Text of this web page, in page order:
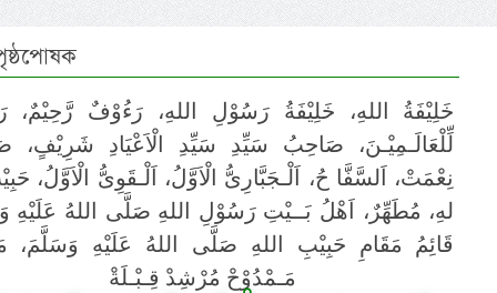
خَلِيْفَةُ اللهِ، خَلِيْفَةُ رَسُوْلِ اللهِ، رَءُوْفٌ رَّحِيْمٌ،
لِّلْعَالَـمِيْـنَ، صَاحِبُ سَيِّدِ سَيِّدِ الْاَعْيَادِ شَرِيْفٍ،
نِعْمَتْ، اَلسَّفَّا حُ، اَلْـجَبَّارِىُّ الْاَوَّلُ، اَلْـقَوِىُّ الْاَوَّلُ،
لهِ، مُطَهِّرٌ، اَهْلُ بَــيْتِ رَسُوْلِ اللهِ صَلَّى اللهُ عَلَيْهِ
قَائِمُ مَقَامِ حَبِيْبِ اللهِ صَلَّى اللهُ عَلَيْهِ وَسَلَّمَ،
مَـمْدُوْحْ مُرْشِدْ قِـبْـلَةْ